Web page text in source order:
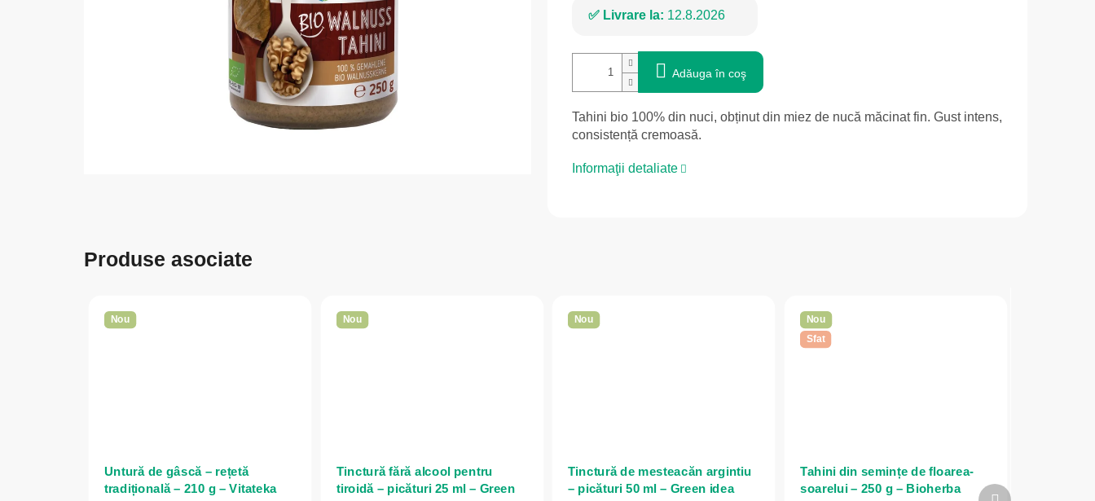
Livrare la: 12.8.2026
Adăuga în coş
Tahini bio 100% din nuci, obținut din miez de nucă măcinat fin. Gust intens,
consistență cremoasă.
Informaţii detaliate
Produse asociate
Nou
Untură de gâscă – rețetă
tradițională – 210 g – Vitateka
Nou
Tinctură fără alcool pentru
tiroidă – picături 25 ml – Green
Nou
Tinctură de mesteacăn argintiu
– picături 50 ml – Green idea
Nou
Sfat
Tahini din semințe de floarea-
soarelui – 250 g – Bioherba
Produsul